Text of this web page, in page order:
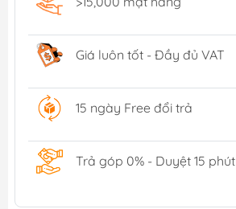
Giá luôn tốt - Đầy đủ VAT
15 ngày Free đổi trả
Trả góp 0% - Duyệt 15 phút